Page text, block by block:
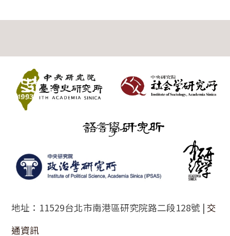
地址：11529台北市南港區研究院路二段128號 | 交
通資訊